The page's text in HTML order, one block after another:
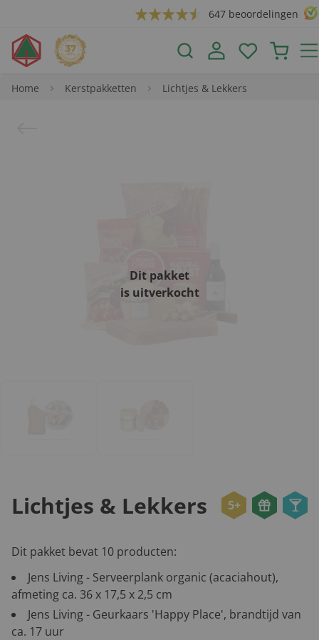
647 beoordelingen
Home Kerstpakketten Lichtjes & Lekkers
Dit pakket
is uitverkocht
Lichtjes & Lekkers 5+
Dit pakket bevat 10 producten:
Jens Living - Serveerplank organic (acaciahout),
afmeting ca. 36 x 17,5 x 2,5 cm
Jens Living - Geurkaars 'Happy Place', brandtijd van
ca. 17 uur